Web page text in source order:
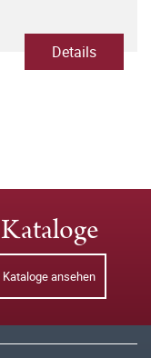
Details
Kataloge
Kataloge ansehen